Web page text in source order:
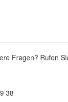
Fragen? Rufen
38